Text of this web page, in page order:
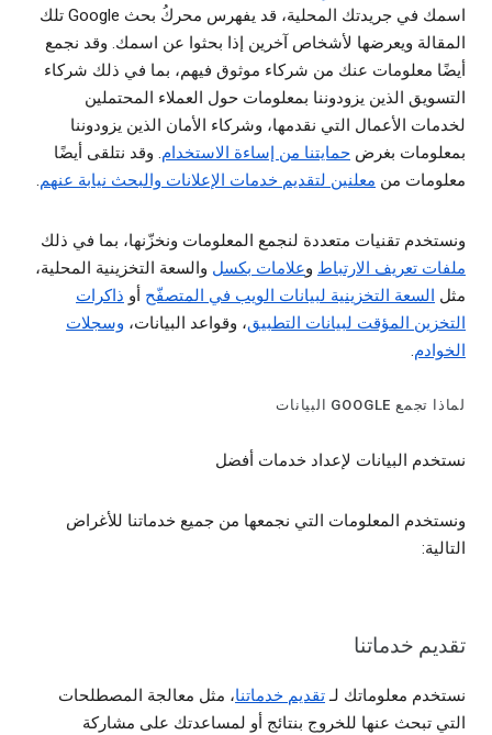
اسمك في جريدتك المحلية، قد يفهرس محركُ بحث Google تلك
المقالة ويعرضها لأشخاص آخرين إذا بحثوا عن اسمك. وقد نجمع
أيضًا معلومات عنك من شركاء موثوق فيهم، بما في ذلك شركاء
التسويق الذين يزودوننا بمعلومات حول العملاء المحتملين
لخدمات الأعمال التي نقدمها، وشركاء الأمان الذين يزودوننا
بمعلومات بغرض حمايتنا من إساءة الاستخدام. وقد نتلقى أيضًا
معلومات من معلنين لتقديم خدمات الإعلانات والبحث نيابة عنهم.
ونستخدم تقنيات متعددة لنجمع المعلومات ونخزّنها، بما في ذلك
ملفات تعريف الارتباط وعلامات بكسل والسعة التخزينية المحلية،
مثل السعة التخزينية لبيانات الويب في المتصفّح أو ذاكرات
التخزين المؤقت لبيانات التطبيق، وقواعد البيانات، وسجلات
الخوادم.
لماذا تجمع GOOGLE البيانات
نستخدم البيانات لإعداد خدمات أفضل
ونستخدم المعلومات التي نجمعها من جميع خدماتنا للأغراض
التالية:
تقديم خدماتنا
نستخدم معلوماتك لـتقديم خدماتنا، مثل معالجة المصطلحات
التي تبحث عنها للخروج بنتائج أو لمساعدتك على مشاركة